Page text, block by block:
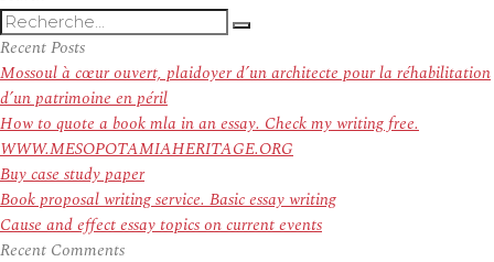
Recherche
pour
:
Recherche
Recent Posts
Mossoul à cœur ouvert, plaidoyer d’un architecte pour la réhabilitation
d’un patrimoine en péril
How to quote a book mla in an essay. Check my writing free.
WWW.MESOPOTAMIAHERITAGE.ORG
Buy case study paper
Book proposal writing service. Basic essay writing
Cause and effect essay topics on current events
Recent Comments